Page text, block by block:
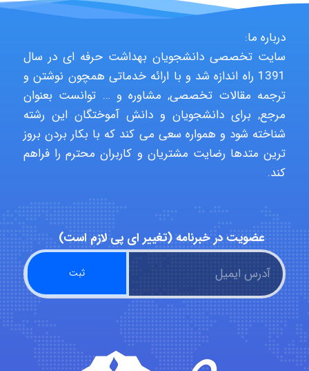
aghajari vahid
Poubakhtiari
hosein abdolvand
Kati
emami
درباره ما:
سایت تخصصی دانشجویان بهداشت حرفه ای در سال
1391 راه اندازه شد و با ارائه خدماتی همچون نوشتن و
ترجمه مقالات تخصصی, مشاوره و … توانست بعنوان
مرجع, برای دانشجویان و دانش آموختگان این رشته
شناخته شود و همواره سعی می کند که با بکار بردن بروز
ترین متدها رضایت مشتریان و کاربران محترم را فراهم
کند.
عضویت در خبرنامه (تغییر ای پی لازم است)